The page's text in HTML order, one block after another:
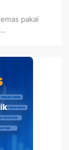
pakai